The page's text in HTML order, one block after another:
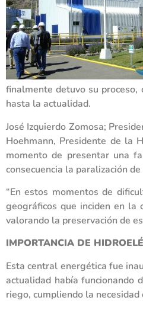
finalmente detuvo su
hasta la actualidad.
José Izquierdo Zomosa;
Hoehmann, Presidente de la
momento de presentar una
consecuencia la paralización
“En estos momentos de
geográficos que inciden en la
valorando la preservación de
IMPORTANCIA DE
Esta central energética fue
actualidad había funcionando
riego, cumpliendo la